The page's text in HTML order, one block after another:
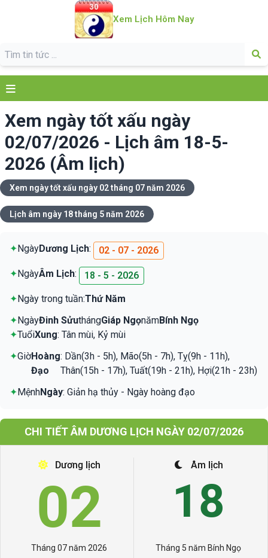
Xem Lịch Hôm Nay
Xem ngày tốt xấu ngày
02/07/2026 - Lịch âm 18-5-
2026 (Âm lịch)
Xem ngày tốt xấu ngày 02 tháng 07 năm 2026
Lịch âm ngày 18 tháng 5 năm 2026
✦NgàyDương Lịch: 02 - 07 - 2026
✦NgàyÂm Lịch: 18 - 5 - 2026
✦Ngày trong tuần:Thứ Năm
✦NgàyĐinh SửuthángGiáp NgọnămBính Ngọ
✦TuổiXung: Tân mùi, Kỷ mùi
✦GiờHoàng
Đạo
: Dần(3h - 5h), Mão(5h - 7h), Tỵ(9h - 11h),
Thân(15h - 17h), Tuất(19h - 21h), Hợi(21h - 23h)
✦MệnhNgày: Giản hạ thủy - Ngày hoàng đạo
CHI TIẾT ÂM DƯƠNG LỊCH NGÀY 02/07/2026
Dương lịch
02
Tháng 07 năm 2026
Âm lịch
18
Tháng 5 năm Bính Ngọ